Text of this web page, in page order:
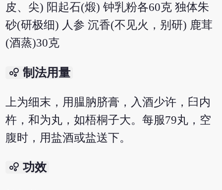
皮、尖) 阳起石(煅) 钟乳粉各60克 独体朱
砂(研极细) 人参 沉香(不见火，别研) 鹿茸
(酒蒸)30克
bubble_chart 制法用量
上为细末，用腽肭脐膏，入酒少许，臼内
杵，和为丸，如梧桐子大。每服79丸，空
腹时，用盐酒或盐送下。
bubble_chart 功效